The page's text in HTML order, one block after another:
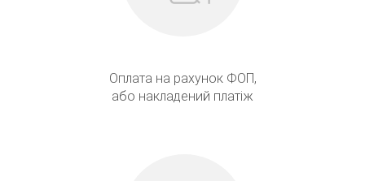
Оплата на рахунок ФОП,
або накладений платіж